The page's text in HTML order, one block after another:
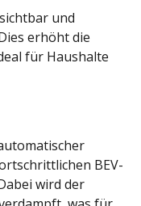
und
erhöht die
für Haushalte
BEV-
wird der